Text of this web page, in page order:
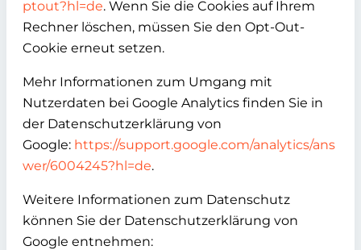
ptout?hl=de. Wenn Sie die Cookies auf Ihrem
Rechner löschen, müssen Sie den Opt-Out-
Cookie erneut setzen.
Mehr Informationen zum Umgang mit
Nutzerdaten bei Google Analytics finden Sie in
der Datenschutzerklärung von
Google: https://support.google.com/analytics/ans
wer/6004245?hl=de.
Weitere Informationen zum Datenschutz
können Sie der Datenschutzerklärung von
Google entnehmen: